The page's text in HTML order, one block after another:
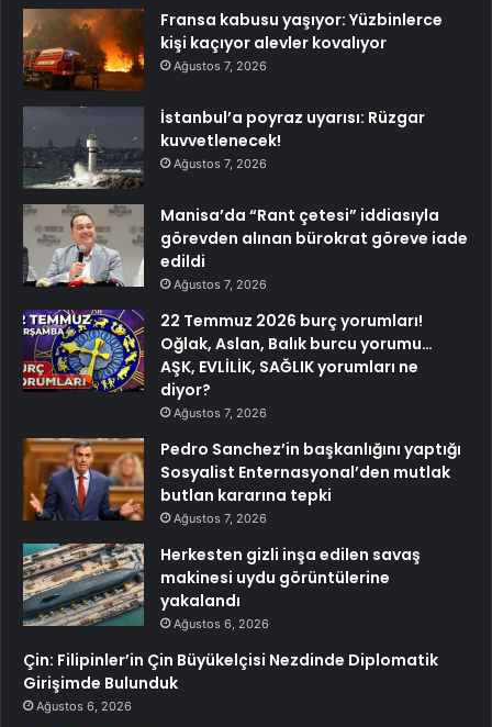
Fransa kabusu yaşıyor: Yüzbinlerce
kişi kaçıyor alevler kovalıyor
Ağustos 7, 2026
İstanbul’a poyraz uyarısı: Rüzgar
kuvvetlenecek!
Ağustos 7, 2026
Manisa’da “Rant çetesi” iddiasıyla
görevden alınan bürokrat göreve iade
edildi
Ağustos 7, 2026
22 Temmuz 2026 burç yorumları!
Oğlak, Aslan, Balık burcu yorumu…
AŞK, EVLİLİK, SAĞLIK yorumları ne
diyor?
Ağustos 7, 2026
Pedro Sanchez’in başkanlığını yaptığı
Sosyalist Enternasyonal’den mutlak
butlan kararına tepki
Ağustos 7, 2026
Herkesten gizli inşa edilen savaş
makinesi uydu görüntülerine
yakalandı
Ağustos 6, 2026
Çin: Filipinler’in Çin Büyükelçisi Nezdinde Diplomatik
Girişimde Bulunduk
Ağustos 6, 2026